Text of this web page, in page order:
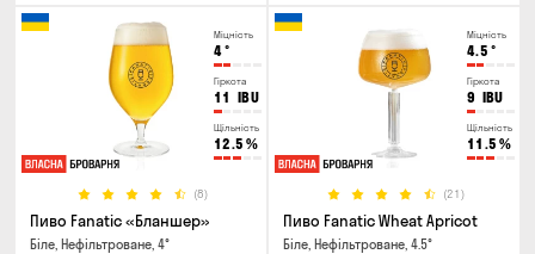
Міцність
4°
Гіркота
11 IBU
Щільність
12.5 %
(8)
Пиво Fanatic «Бланшер»
Біле, Нефільтроване, 4°
Міцність
4.5 °
Гіркота
9 IBU
Щільність
11.5 %
(21)
Пиво Fanatic Wheat Apricot
Біле, Нефільтроване, 4.5°